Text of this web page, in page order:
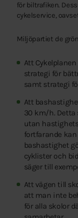
för biltrafiken.
cykelservice,
Miljöpartiet de
Att
strategi för
samt strategi
Att
30 km/h. Detta
utan
fortfarande
bashastighet
cyklister och
säger till
Att vägen till
att man inte
för alla skolor